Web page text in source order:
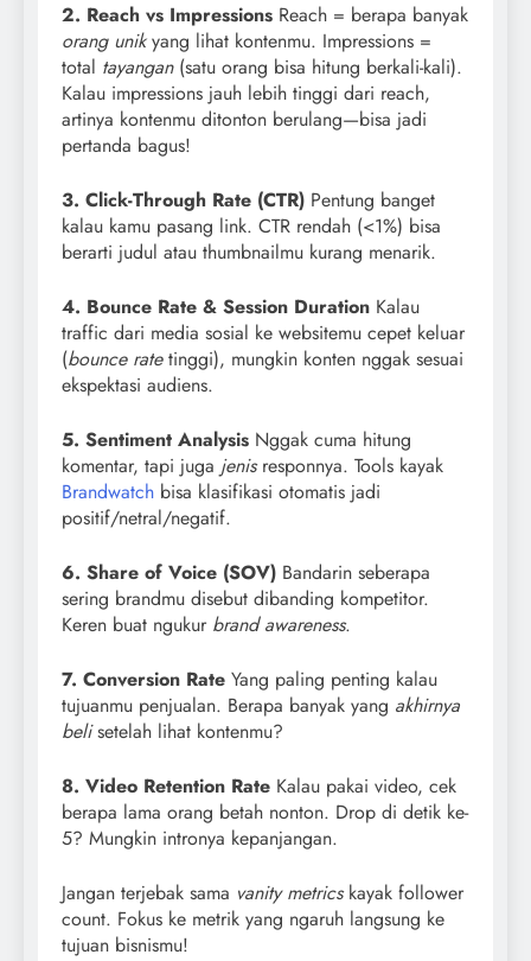
2. Reach vs Impressions Reach = berapa banyak
orang unikyang lihat kontenmu. Impressions =
total tayangan(satu orang bisa hitung berkali-kali).
Kalau impressions jauh lebih tinggi dari reach,
artinya kontenmu ditonton berulang—bisa jadi
pertanda bagus!
3. Click-Through Rate (CTR) Pentung banget
kalau kamu pasang link. CTR rendah (<1%) bisa
berarti judul atau thumbnailmu kurang menarik.
4. Bounce Rate & Session Duration Kalau
traffic dari media sosial ke websitemu cepet keluar
(bounce ratetinggi), mungkin konten nggak sesuai
ekspektasi audiens.
5. Sentiment Analysis Nggak cuma hitung
komentar, tapi juga jenisresponnya. Tools kayak
Brandwatch bisa klasifikasi otomatis jadi
positif/netral/negatif.
6. Share of Voice (SOV) Bandarin seberapa
sering brandmu disebut dibanding kompetitor.
Keren buat ngukur brand awareness.
7. Conversion Rate Yang paling penting kalau
tujuanmu penjualan. Berapa banyak yang akhirnya
belisetelah lihat kontenmu?
8. Video Retention Rate Kalau pakai video, cek
berapa lama orang betah nonton. Drop di detik ke-
5? Mungkin intronya kepanjangan.
Jangan terjebak sama vanity metricskayak follower
count. Fokus ke metrik yang ngaruh langsung ke
tujuan bisnismu!